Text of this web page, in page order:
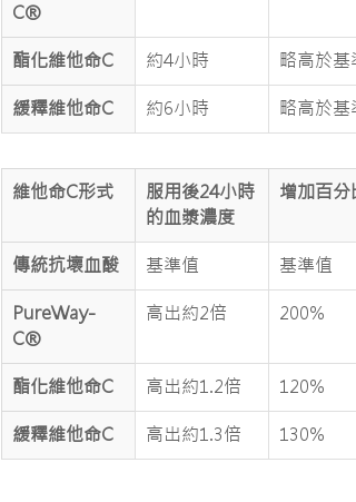
C®
酯化維他命C 約4小時 略高於基
緩釋維他命C 約6小時 略高於基
維他命C形式
服用後24小時
的血漿濃度
增加百分比
傳統抗壞血酸 基準值 基準值
PureWay-
C®
高出約2倍 200%
酯化維他命C 高出約1.2倍 120%
緩釋維他命C 高出約1.3倍 130%